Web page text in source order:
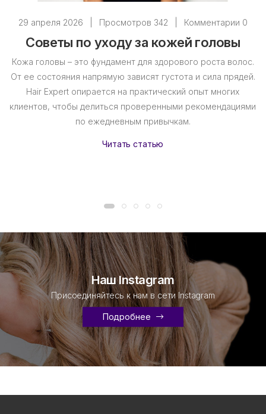
29 апреля 2026 Просмотров 342 Комментарии 0
Советы по уходу за кожей головы
Кожа головы – это фундамент для здорового роста волос.
От ее состояния напрямую зависят густота и сила прядей.
Hair Expert опирается на практический опыт многих
клиентов, чтобы делиться проверенными рекомендациями
по ежедневным привычкам.
Читать статью
Наш Instagram
Присоединяйтесь к нам в сети Instagram
Подробнее